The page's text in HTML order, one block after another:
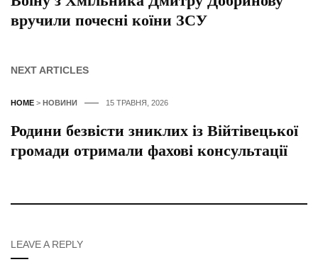
вручили почесні коїни ЗСУ
NEXT ARTICLES
HOME > НОВИНИ 15 ТРАВНЯ, 2026
Родини безвісти зниклих із Війтівецької
громади отримали фахові консультації
LEAVE A REPLY